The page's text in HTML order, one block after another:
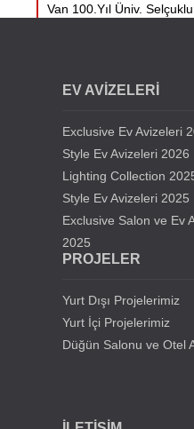
Van 100.Yıl Üniv.
Kıbrıs Lefkoşa Hala
Samsun Gürbüz Cami
İstanbul Beylikdüzü
Kahramanmaraş Medine
Mersin Mezitli Cami
EV AVİZELERİ
Exclusive Ev Avizeleri
Style Ev Avizeleri 2026
Lighting Collection
Style Ev Avizeleri 2025
Exclusive Salon ve Ev
2025
PROJELER
Yurt Dışı Projelerimiz
Yurt İçi Projelerimiz
Düğün Salonu ve Otel